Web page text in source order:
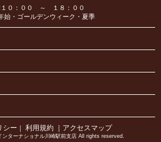
１０：００ ～ １８：００
始・ゴールデンウィーク・夏季
シー 利用規約 ｜アクセスマップ
ターナショナル川崎駅前支店 All rights reserved.